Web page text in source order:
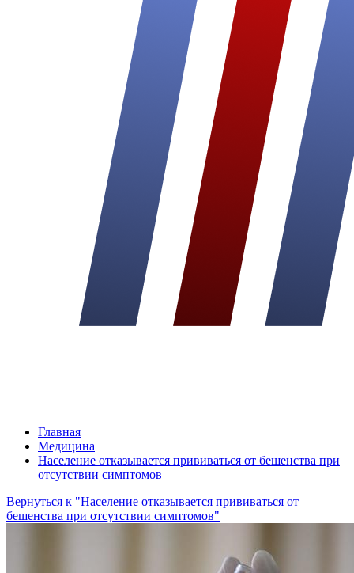
Главная
Медицина
Население отказывается прививаться от бешенства при
отсутствии симптомов
Вернуться к "Население отказывается прививаться от
бешенства при отсутствии симптомов"